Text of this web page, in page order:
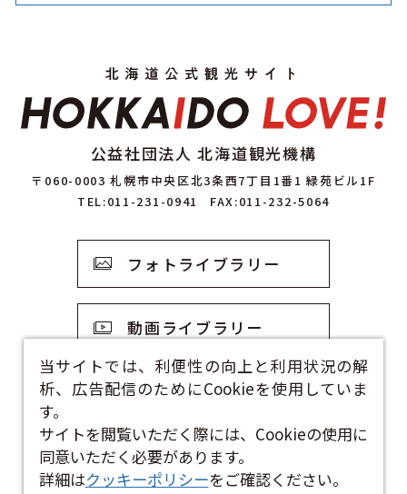
公益社団法人 北海道観光機構
〒060-0003 札幌市中央区北3条西7丁目1番1 緑苑ビル1F
TEL:011-231-0941
FAX:011-232-5064
フォトライブラリー
動画ライブラリー
観光資料
お問い合わせフォーム
当サイトでは、利便性の向上と利用状況の解
析、広告配信のためにCookieを使用していま
す。
サイトを閲覧いただく際には、Cookieの使用に
同意いただく必要があります。
詳細はクッキーポリシーをご確認ください。